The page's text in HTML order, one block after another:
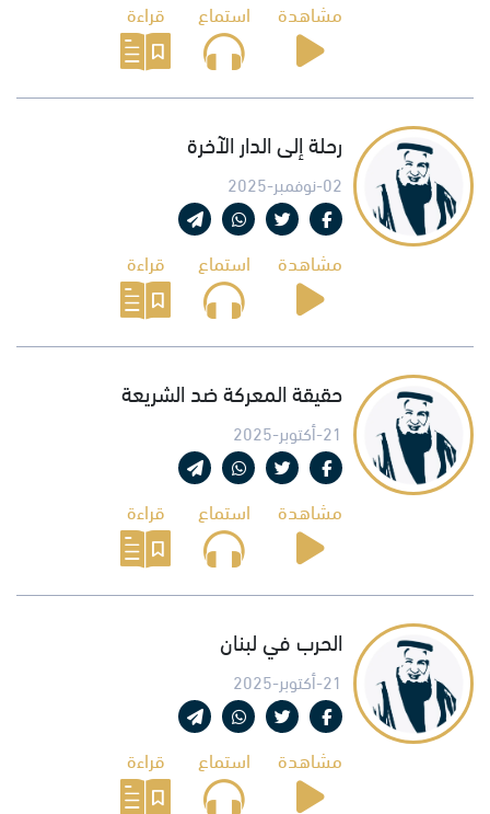
مشاهدة استماع قراءة
رحلة إلى الدار الآخرة
02-نوفمبر-2025
مشاهدة استماع قراءة
حقيقة المعركة ضد الشريعة
21-أكتوبر-2025
مشاهدة استماع قراءة
الحرب في لبنان
21-أكتوبر-2025
مشاهدة استماع قراءة